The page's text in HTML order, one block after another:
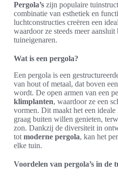
Pergola’s zijn populaire
combinatie van esthetiek en
luchtconstructies creëren een
waardoor ze steeds meer
tuineigenaren.
Wat is een pergola?
Een pergola is een
van hout of metaal, dat boven
wordt. De open armen van een
klimplanten, waardoor ze een
vormen. Dit maakt het een
graag buiten willen genieten,
zon. Dankzij de diversiteit in
tot moderne pergola, kan het
elke tuin.
Voordelen van pergola’s in de